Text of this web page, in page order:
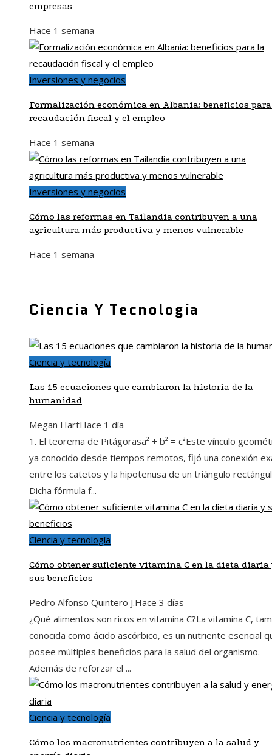
empresas
Hace 1 semana
Inversiones y negocios
Formalización económica en Albania: beneficios
recaudación fiscal y el empleo
Hace 1 semana
Inversiones y negocios
Cómo las reformas en Tailandia contribuyen a una
agricultura más productiva y menos vulnerable
Hace 1 semana
Ciencia Y Tecnología
Ciencia y tecnología
Las 15 ecuaciones que cambiaron la historia de la
humanidad
Megan HartHace 1 día
1. El teorema de Pitágorasa² + b² = c²Este vínculo
ya conocido desde tiempos remotos, fijó una conexión
entre los catetos y la hipotenusa de un triángulo
Dicha fórmula f...
Ciencia y tecnología
Cómo obtener suficiente vitamina C en la dieta diaria
sus beneficios
Pedro Alfonso Quintero J.Hace 3 días
¿Qué alimentos son ricos en vitamina C?La vitamina C,
conocida como ácido ascórbico, es un nutriente esencial
posee múltiples beneficios para la salud del organismo.
Además de reforzar el ...
Ciencia y tecnología
Cómo los macronutrientes contribuyen a la salud y